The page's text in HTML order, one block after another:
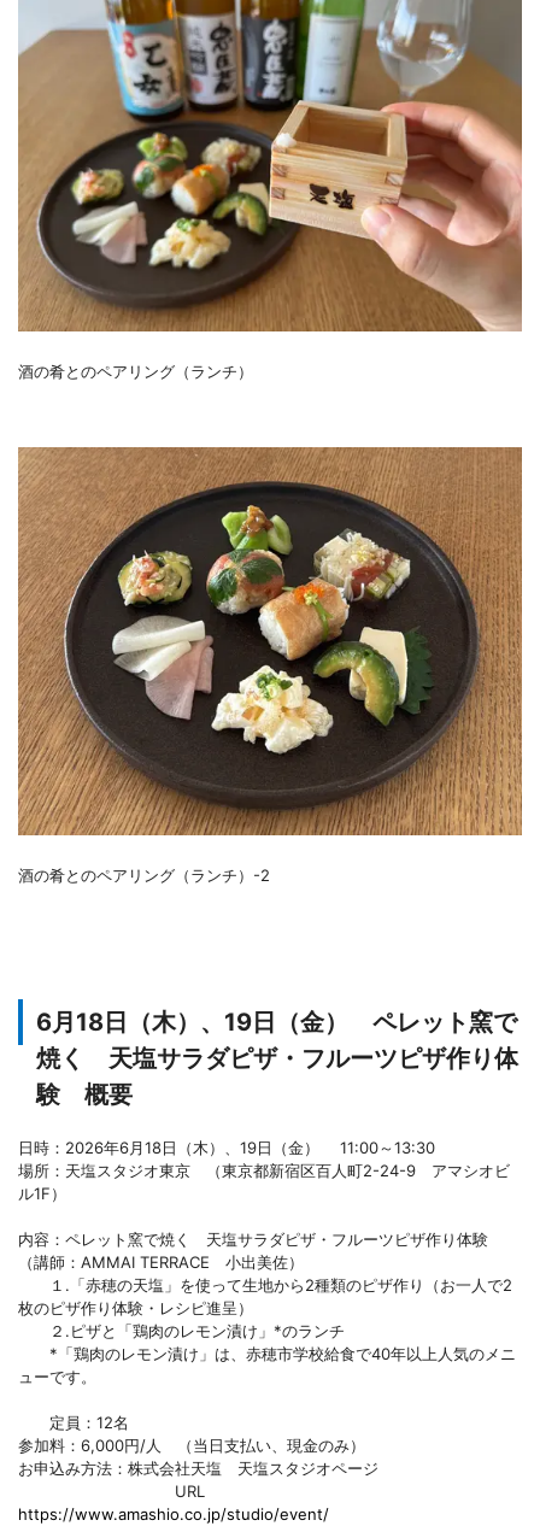
酒の肴とのペアリング（ランチ）
酒の肴とのペアリング（ランチ）-2
6月18日（木）、19日（金） ペレット窯で
焼く 天塩サラダピザ・フルーツピザ作り体
験 概要
日時：2026年6月18日（木）、19日（金） 11:00～13:30
場所：天塩スタジオ東京 （東京都新宿区百人町2-24-9 アマシオビ
ル1F）
内容：ペレット窯で焼く 天塩サラダピザ・フルーツピザ作り体験
（講師：AMMAI TERRACE 小出美佐）
１.「赤穂の天塩」を使って生地から2種類のピザ作り（お一人で2
枚のピザ作り体験・レシピ進呈）
２.ピザと「鶏肉のレモン漬け」*のランチ
*「鶏肉のレモン漬け」は、赤穂市学校給食で40年以上人気のメニ
ューです。
定員：12名
参加料：6,000円/人 （当日支払い、現金のみ）
お申込み方法：株式会社天塩 天塩スタジオページ
URL
https://www.amashio.co.jp/studio/event/